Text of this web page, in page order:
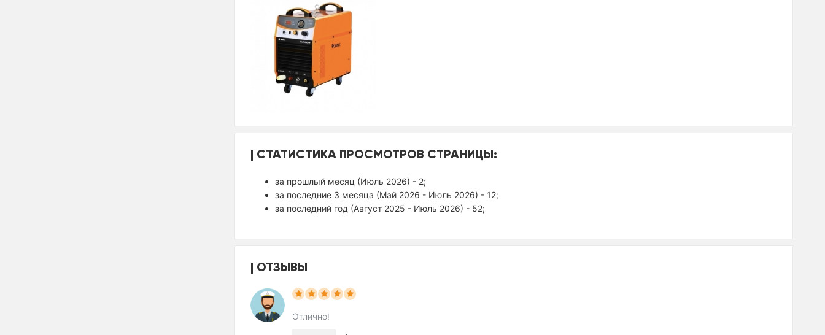
СТАТИСТИКА ПРОСМОТРОВ СТРАНИЦЫ:
за прошлый месяц (Июль 2026) - 2;
за последние 3 месяца (Май 2026 - Июль 2026) - 12;
за последний год (Август 2025 - Июль 2026) - 52;
ОТЗЫВЫ
Отлично!